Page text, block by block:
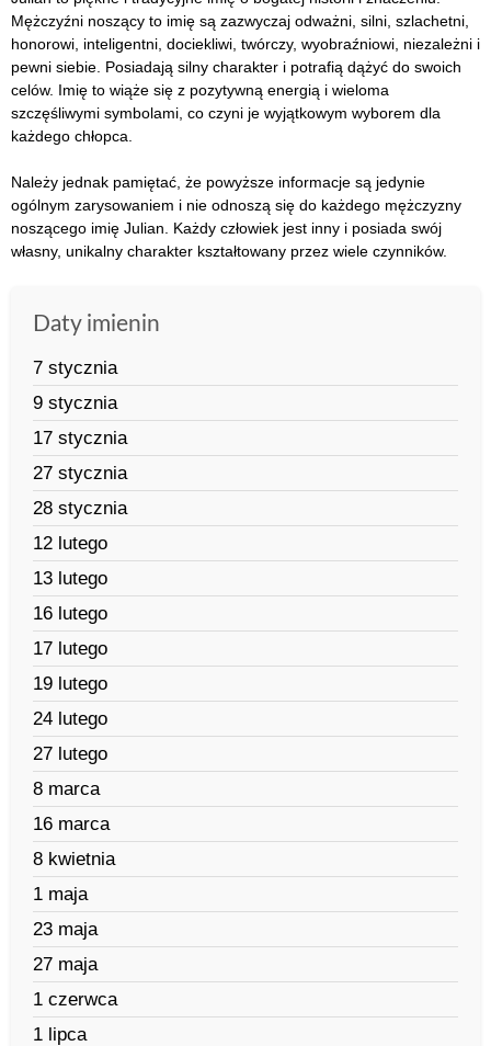
Mężczyźni noszący to imię są zazwyczaj odważni, silni, szlachetni,
honorowi, inteligentni, dociekliwi, twórczy, wyobraźniowi, niezależni i
pewni siebie. Posiadają silny charakter i potrafią dążyć do swoich
celów. Imię to wiąże się z pozytywną energią i wieloma
szczęśliwymi symbolami, co czyni je wyjątkowym wyborem dla
każdego chłopca.
Należy jednak pamiętać, że powyższe informacje są jedynie
ogólnym zarysowaniem i nie odnoszą się do każdego mężczyzny
noszącego imię Julian. Każdy człowiek jest inny i posiada swój
własny, unikalny charakter kształtowany przez wiele czynników.
Daty imienin
7 stycznia
9 stycznia
17 stycznia
27 stycznia
28 stycznia
12 lutego
13 lutego
16 lutego
17 lutego
19 lutego
24 lutego
27 lutego
8 marca
16 marca
8 kwietnia
1 maja
23 maja
27 maja
1 czerwca
1 lipca